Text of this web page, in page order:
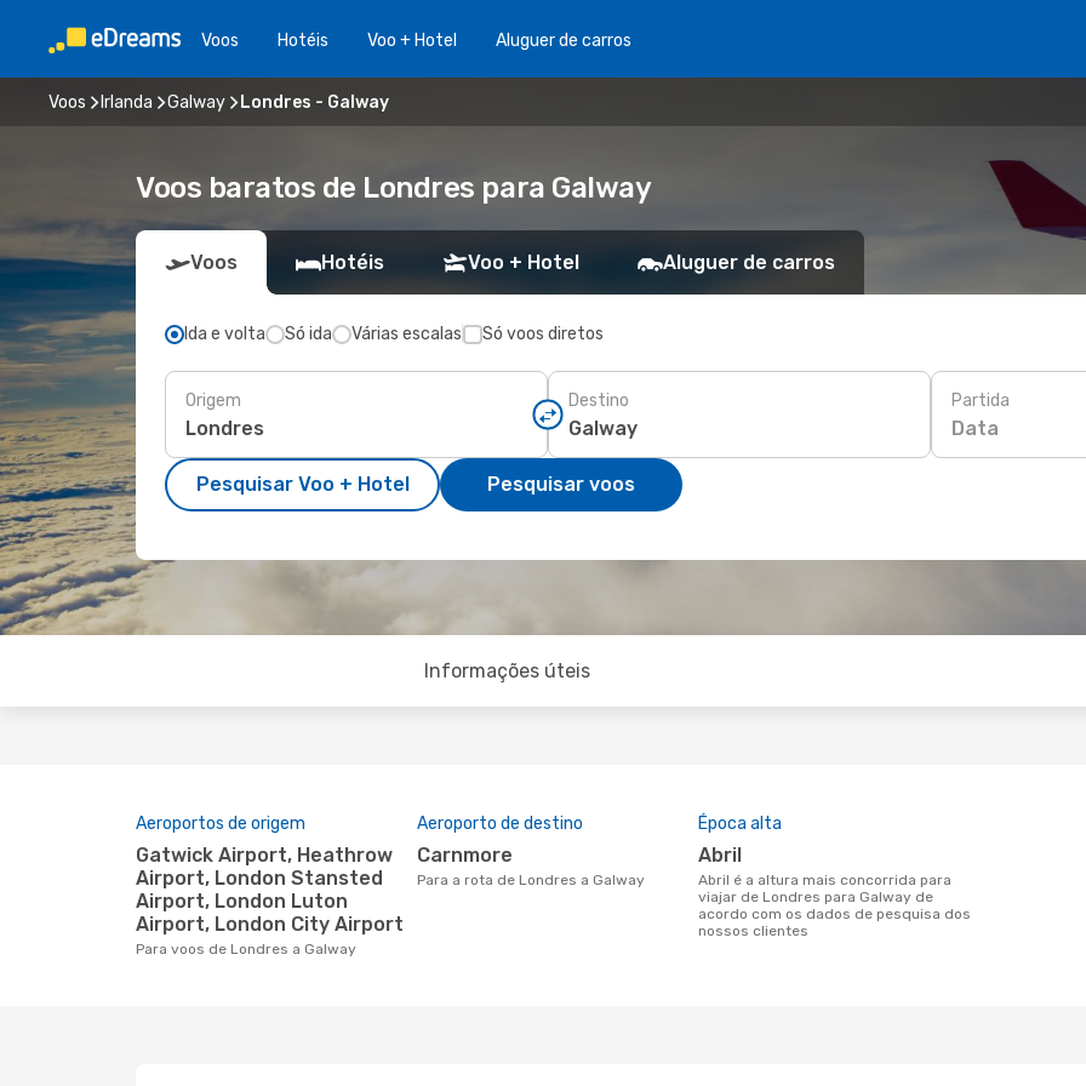
Voos Hotéis Voo + Hotel Aluguer de carros
Voos Irlanda Galway Londres - Galway
Voos baratos de Londres para Galway
Voos Hotéis Voo + Hotel Aluguer de carros
Ida e volta Só ida Várias escalas Só voos diretos
Origem Destino Partida
Data
Pesquisar Voo + Hotel Pesquisar voos
Informações úteis
Aeroportos de origem
Gatwick Airport, Heathrow
Airport, London Stansted
Airport, London Luton
Airport, London City Airport
Para voos de Londres a Galway
Aeroporto de destino
Carnmore
Para a rota de Londres a Galway
Época alta
abril
abril é a altura mais concorrida para
viajar de Londres para Galway de
acordo com os dados de pesquisa dos
nossos clientes